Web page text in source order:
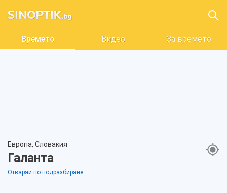
Времето Видео За времето
Европа, Словакия
Галанта
Отваряй по подразбиране